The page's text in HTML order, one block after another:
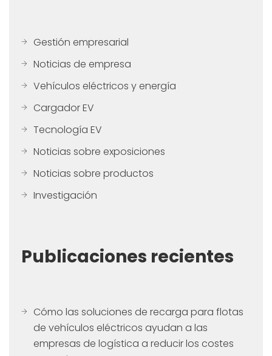
Gestión empresarial
Noticias de empresa
Vehículos eléctricos y energía
Cargador EV
Tecnología EV
Noticias sobre exposiciones
Noticias sobre productos
Investigación
Publicaciones recientes
Cómo las soluciones de recarga para flotas
de vehículos eléctricos ayudan a las
empresas de logística a reducir los costes